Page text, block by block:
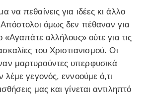
να πεθαίνεις για ιδέες κι άλλο
Απόστολοι όμως δεν πέθαναν για
«Αγαπάτε αλλήλους» ούτε για τις
του Χριστιανισμού. Οι
μαρτυρούντες υπερφυσικά
λέμε γεγονός, εννοούμε ό,τι
μας και γίνεται αντιληπτό